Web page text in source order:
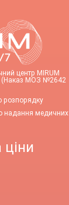
центр MIRUM
(Наказ МОЗ №2642
розпорядку
надання медичних
ціни